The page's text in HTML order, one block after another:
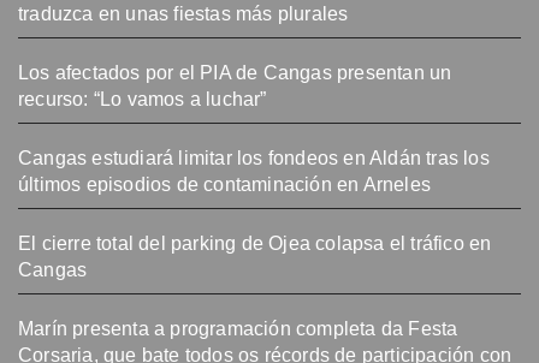
traduzca en unas fiestas más plurales
Los afectados por el PIA de Cangas presentan un
recurso: “Lo vamos a luchar”
Cangas estudiará limitar los fondeos en Aldán tras los
últimos episodios de contaminación en Arneles
El cierre total del parking de Ojea colapsa el tráfico en
Cangas
Marín presenta a programación completa da Festa
Corsaria, que bate todos os récords de participación con